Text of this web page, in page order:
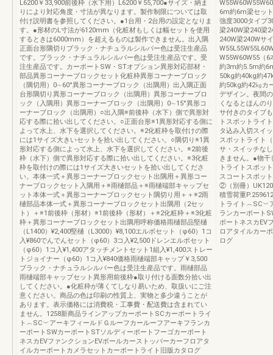
L6200￥33,900前後枠（水下用）L6200￥55,700●サイズ・納ま
りにより対応角度・寸法が異なります。製作制限については取
付け説明書を参照してください。●1台用・2台用の設定となりま
す。●形材のL寸法が6120mm（化粧材もしくは幅セットを使用
するときは6000mm）を超えるものは製作できません。出入隅
正面台形隅切りブラック・ナチュラルシルバー色は受注生産品
です。ブラック・ナチュラルシルバー色は受注生産品です。受
注生産品です。カーポートSW・STオプション異形対応部材・
部品異形コーナーブロックセット化粧枠異形コーナーブロック
（隅切用）0∼60°異形コーナーブロック（出隅用）出入隅正面
台形隅切り異形コーナーブロック（出隅用）異形コーナーブロ
ック（入隅用）異形コーナーブロック（出隅用）0∼15°異形コ
ーナーブロック（出隅用）○出入隅※前後枠（水下）側で異形対
応する際に拾い出してください。○正面台形※1異形対応する側に
よって水上、水下を選択してください。※2化粧枠を取付けの際
には1サイズ大きいセットを拾い出してください。○隅切り※1異
形対応する側によって水上、水下を選択してください。※2前後
枠（水下）側で異形対応する際に拾い出してください。※3化粧
枠を取付けの際には1サイズ大きいセットを拾い出してくださ
い。本体一式＋異形コーナーブロックセット出隅用＋異形コー
ナーブロックセット入隅用＋※雨樋部品＋※雨樋端部キャップセ
ット本体一式＋異形コーナーブロックセット隅切り用＋＋※2雨
樋部品本体一式＋異形コーナーブロックセット出隅用（2セッ
ト）＋※1前後枠（形材）※1前後枠（形材）＋※2化粧枠＋※3化粧
枠＋異形コーナーブロックセット出隅用呼称価格雨樋部品堅樋
（L1400）¥2,400堅樋（L3000）¥8,100エルボセット（φ60）1コ
入¥860でんでんセット（φ60）3コ入¥2,500ドレンエルボセット
（φ60）1コ入¥1,400アタッチメントセット1組入¥1,400ストレー
トジョイナー（φ60）1コ入¥840価格雨樋端部キャップ￥3,500
ブラック・ナチュラルシルバー色は受注生産品です。雨樋部品
雨樋端部キャップセット異形用前後枠●取り付ける面数分拾い出
してください。●化粧枠が薄くてしなり易いため、取扱いにご注
意ください。商品の色は印刷の性質上、実物と多少違うことが
あります。表示価格には消費税・工事費・配送費は含まれてい
ません。1258新商品ラインアップカーポートSCカーポートライ
ト︵SC︶アーキフィールドＧルーフカールーフアーキフランカ
ーポートSWカーポートSTソルディーポートフーゴカーポート
ネスカEVファンクションEVポールカーストッパーカーフロアタ
イルカーポートカメラセットカーポートライト旧版カタログ
6m約6m梁セッ
強度3000タイプ
梁240W梁240梁
240W梁240Wサ
W55W60W55（
約3m約5.5m約
50kg約40kg約
約50kg約42㎏カ
デザイン。夜間
くなるとほんの
サ付きのタイプ
トスポットライ
タ込み入切スイ
スポットライト
サ・スイッチな
きません。●物干
トライトスポッ
スコートスポッ
②（別冊）
積雪荷重
トライト
ランカーポート
ポートネスカEV
ロアタイルカー
ログ